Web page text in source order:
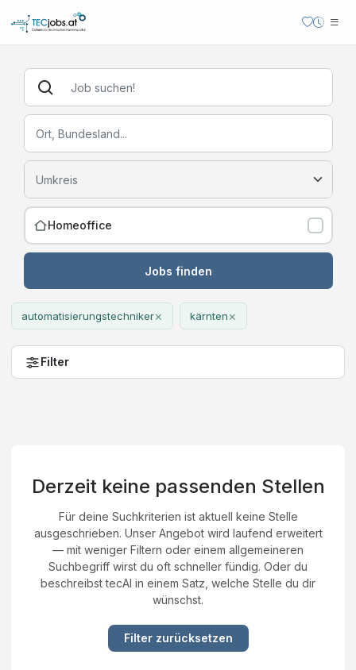
Homeoffice
Jobs finden
automatisierungstechniker× kärnten×
Filter
Derzeit keine passenden Stellen
Für deine Suchkriterien ist aktuell keine Stelle
ausgeschrieben. Unser Angebot wird laufend erweitert
— mit weniger Filtern oder einem allgemeineren
Suchbegriff wirst du oft schneller fündig. Oder du
beschreibst tecAI in einem Satz, welche Stelle du dir
wünschst.
Filter zurücksetzen